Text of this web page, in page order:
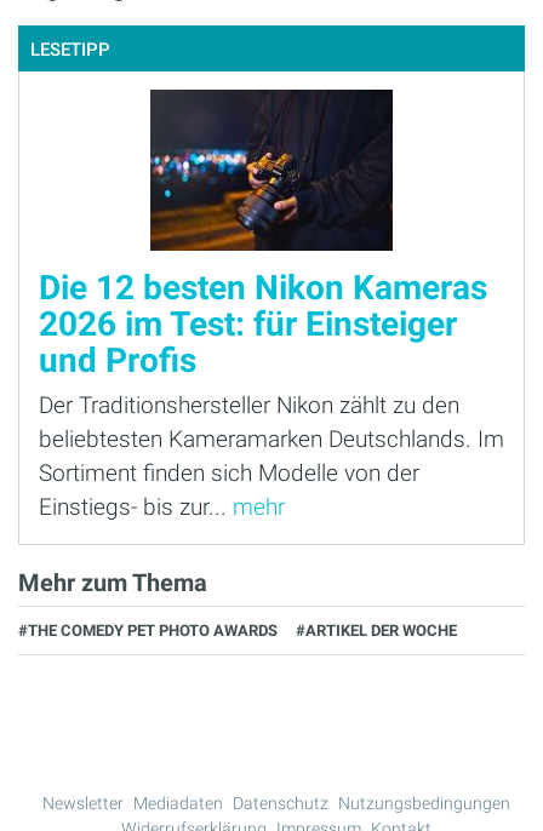
LESETIPP
Die 12 besten Nikon Kameras
2026 im Test: für Einsteiger
und Profis
Der Traditionshersteller Nikon zählt zu den
beliebtesten Kameramarken Deutschlands. Im
Sortiment finden sich Modelle von der
Einstiegs- bis zur... mehr
Mehr zum Thema
#THE COMEDY PET PHOTO AWARDS #ARTIKEL DER WOCHE
Newsletter Mediadaten Datenschutz
Nutzungsbedingungen